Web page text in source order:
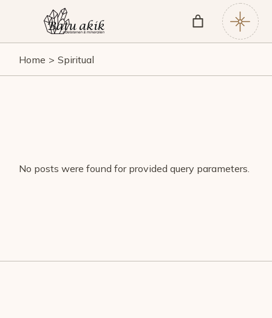
Home Spiritual
No posts were found for provided query parameters.